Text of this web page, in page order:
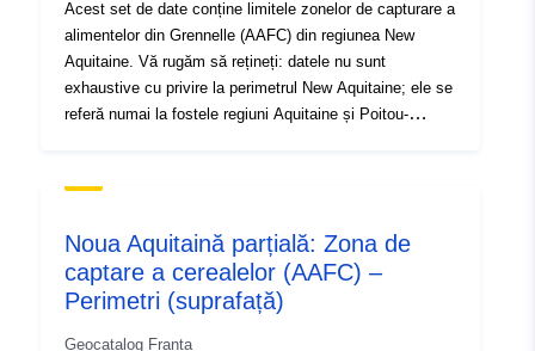
Acest set de date conține limitele zonelor de capturare a
alimentelor din Grennelle (AAFC) din regiunea New
Aquitaine. Vă rugăm să rețineți: datele nu sunt
exhaustive cu privire la perimetrul New Aquitaine; ele se
referă numai la fostele regiuni Aquitaine și Poitou-
listă cu 507 bazine hidrografice „Grenelle” printre cele
produsele de protecție a plantelor. O zonă (bazine) de
alimentare a bazinului hidrografic (AAFC) include
perimetre de protecție specifice și este definită, după un
Noua Aquitaină parțială: Zona de
captare a cerealelor (AAFC) –
Perimetri (suprafață)
Geocatalog Franța